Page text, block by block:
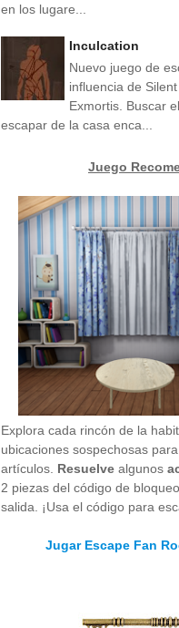
en los lugare...
Inculcation
Nuevo juego de
influencia de
Exmortis. Buscar
escapar de la casa enca...
Juego
Explora cada rincón de la
ubicaciones sospechosas
artículos. Resuelve algunos
2 piezas del código de
salida. ¡Usa el código para
Jugar Escape Fan